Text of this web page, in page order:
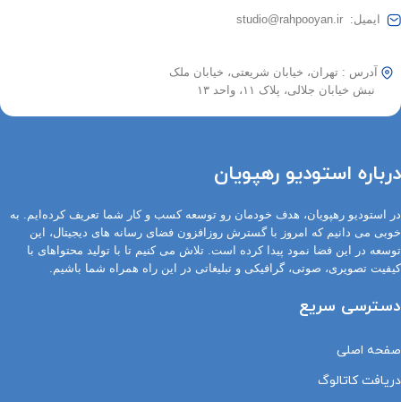
ایمیل: studio@rahpooyan.ir
آدرس : تهران، خیابان شریعتی، خیابان ملک
نبش خیابان جلالی، پلاک ۱۱، واحد ۱۳
درباره استودیو رهپویان
در استودیو رهپویان، هدف خودمان رو توسعه کسب و کار شما تعریف کرده‌ایم. به
خوبی می دانیم که امروز با گسترش روزافزون فضای رسانه های دیجیتال، این
توسعه در این فضا نمود پیدا کرده است. تلاش می کنیم تا با تولید محتواهای با
کیفیت تصویری، صوتی، گرافیکی و تبلیغاتی در این راه همراه شما باشیم.
دسترسی سریع
صفحه اصلی
دریافت کاتالوگ